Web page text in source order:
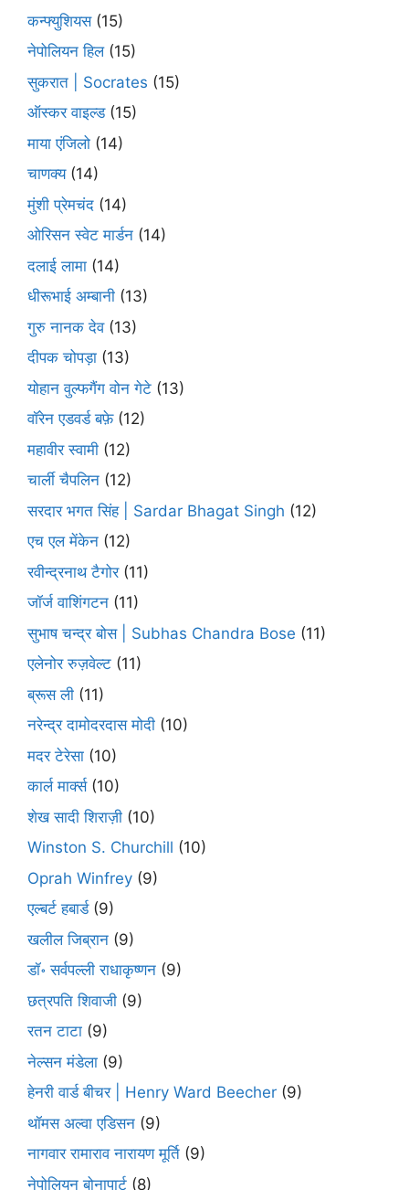
कन्फ्युशियस(15)
नेपोलियन हिल(15)
सुकरात | Socrates (15)
ऑस्कर वाइल्ड(15)
माया एंजिलो (14)
चाणक्य(14)
मुंशी प्रेमचंद (14)
ओरिसन स्‍वेट मार्डन (14)
दलाई लामा (14)
धीरूभाई अम्बानी (13)
गुरु नानक देव(13)
दीपक चोपड़ा (13)
योहान वुल्फगैंग वोन गेटे (13)
वॉरेन एडवर्ड बफ़े(12)
महावीर स्वामी (12)
चार्ली चैपलिन (12)
सरदार भगत सिंह | Sardar Bhagat Singh (12)
एच एल मेंकेन (12)
रवीन्द्रनाथ टैगोर(11)
जॉर्ज वाशिंगटन (11)
सुभाष चन्द्र बोस | Subhas Chandra Bose (11)
एलेनोर रुज़वेल्ट (11)
ब्रूस ली (11)
नरेन्द्र दामोदरदास मोदी (10)
मदर टेरेसा (10)
कार्ल मार्क्स(10)
शेख सादी शिराज़ी (10)
Winston S. Churchill (10)
Oprah Winfrey (9)
एल्बर्ट हबार्ड(9)
खलील जिब्रान (9)
डॉ॰ सर्वपल्ली राधाकृष्णन (9)
छत्रपति शिवाजी (9)
रतन टाटा (9)
नेल्सन मंडेला (9)
हेनरी वार्ड बीचर | Henry Ward Beecher (9)
थॉमस अल्वा एडिसन (9)
नागवार रामाराव नारायण मूर्ति (9)
नेपोलियन बोनापार्ट (8)